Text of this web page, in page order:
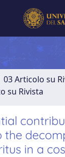
03 Articolo su
su Rivista
the
in a